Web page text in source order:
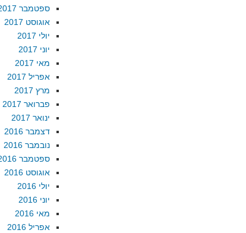
ספטמבר 2017
אוגוסט 2017
יולי 2017
יוני 2017
מאי 2017
אפריל 2017
מרץ 2017
פברואר 2017
ינואר 2017
דצמבר 2016
נובמבר 2016
ספטמבר 2016
אוגוסט 2016
יולי 2016
יוני 2016
מאי 2016
אפריל 2016